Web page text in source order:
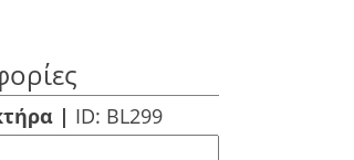
| ID: BL299